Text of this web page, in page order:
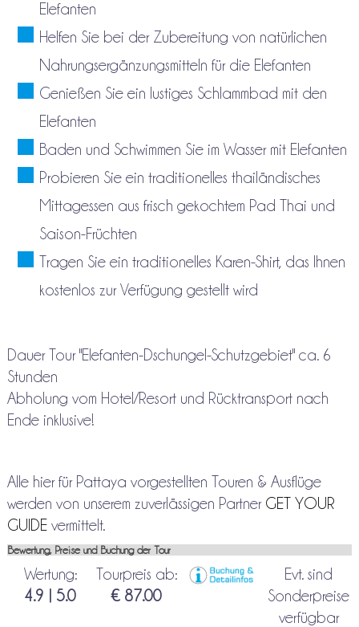
Elefanten
Helfen Sie bei der Zubereitung von natürlichen
Nahrungsergänzungsmitteln für die Elefanten
Genießen Sie ein lustiges Schlammbad mit den
Elefanten
Baden und Schwimmen Sie im Wasser mit Elefanten
Probieren Sie ein traditionelles thailändisches
Mittagessen aus frisch gekochtem Pad Thai und
Saison-Früchten
Tragen Sie ein traditionelles Karen-Shirt, das Ihnen
kostenlos zur Verfügung gestellt wird
Dauer Tour "Elefanten-Dschungel-Schutzgebiet" ca. 6
Stunden
Abholung vom Hotel/Resort und Rücktransport nach
Ende inklusive!
Alle hier für Pattaya vorgestellten Touren & Ausflüge
werden von unserem zuverlässigen Partner GET YOUR
GUIDEvermittelt.
Bewertung, Preise und Buchung der Tour
Wertung:
4.9 | 5.0
Tourpreis ab:
€ 87.00
Evt. sind
Sonderpreise
verfügbar